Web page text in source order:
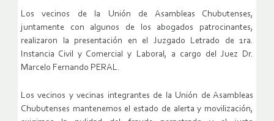
Los vecinos de la Unión de Asambleas Chubutenses,
juntamente con algunos de los abogados patrocinantes,
realizaron la presentación en el Juzgado Letrado de 1ra.
Instancia Civil y Comercial y Laboral, a cargo del Juez Dr.
Marcelo Fernando PERAL.
Los vecinos y vecinas integrantes de la Unión de Asambleas
Chubutenses mantenemos el estado de alerta y movilización,